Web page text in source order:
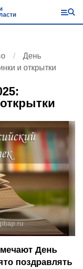
День
и открытки
День
поздравлять